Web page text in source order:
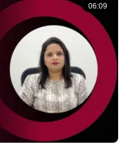
06:09